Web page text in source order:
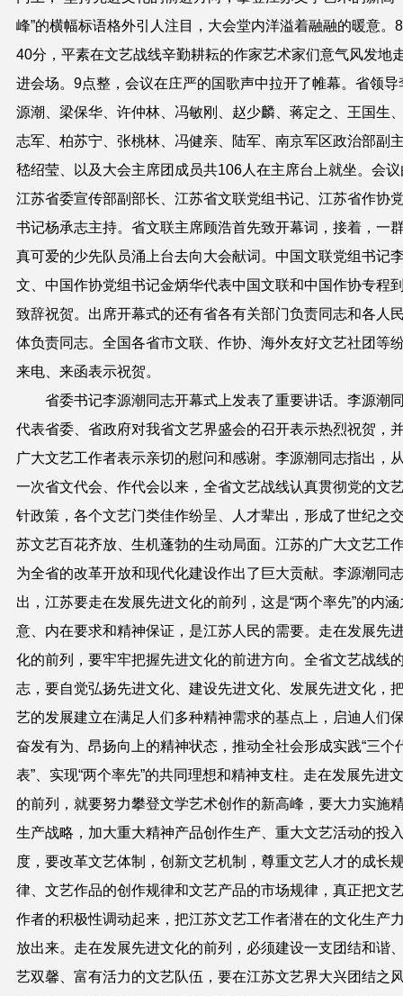
峰”的横幅标语格外引人注目，大会堂内洋溢着融融的暖意。
40分，平素在文艺战线辛勤耕耘的作家艺术家们意气风发地
进会场。9点整，会议在庄严的国歌声中拉开了帷幕。省领导
源潮、梁保华、许仲林、冯敏刚、赵少麟、蒋定之、王国生
志军、柏苏宁、张桃林、冯健亲、陆军、南京军区政治部副
嵇绍莹、以及大会主席团成员共106人在主席台上就坐。会议
江苏省委宣传部副部长、江苏省文联党组书记、江苏省作协
书记杨承志主持。省文联主席顾浩首先致开幕词，接着，一
真可爱的少先队员涌上台去向大会献词。中国文联党组书记
文、中国作协党组书记金炳华代表中国文联和中国作协专程
致辞祝贺。出席开幕式的还有省各有关部门负责同志和各人
体负责同志。全国各省市文联、作协、海外友好文艺社团等
来电、来函表示祝贺。
省委书记李源潮同志开幕式上发表了重要讲话。李源潮
代表省委、省政府对我省文艺界盛会的召开表示热烈祝贺，
广大文艺工作者表示亲切的慰问和感谢。李源潮同志指出，
一次省文代会、作代会以来，全省文艺战线认真贯彻党的文
针政策，各个文艺门类佳作纷呈、人才辈出，形成了世纪之
苏文艺百花齐放、生机蓬勃的生动局面。江苏的广大文艺工
为全省的改革开放和现代化建设作出了巨大贡献。李源潮同
出，江苏要走在发展先进文化的前列，这是“两个率先”的内涵
意、内在要求和精神保证，是江苏人民的需要。走在发展先
化的前列，要牢牢把握先进文化的前进方向。全省文艺战线
志，要自觉弘扬先进文化、建设先进文化、发展先进文化，
艺的发展建立在满足人们多种精神需求的基点上，启迪人们
奋发有为、昂扬向上的精神状态，推动全社会形成实践“三个
表”、实现“两个率先”的共同理想和精神支柱。走在发展先进
的前列，就要努力攀登文学艺术创作的新高峰，要大力实施
生产战略，加大重大精神产品创作生产、重大文艺活动的投
度，要改革文艺体制，创新文艺机制，尊重文艺人才的成长
律、文艺作品的创作规律和文艺产品的市场规律，真正把文
作者的积极性调动起来，把江苏文艺工作者潜在的文化生产
放出来。走在发展先进文化的前列，必须建设一支团结和谐
艺双馨、富有活力的文艺队伍，要在江苏文艺界大兴团结之